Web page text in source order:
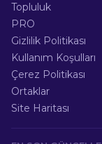
Topluluk
PRO
Gizlilik Politikası
Kullanım Koşulları
Çerez Politikası
Ortaklar
Site Haritası